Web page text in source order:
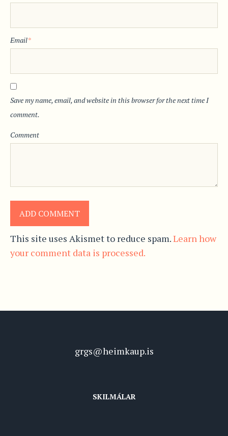
Email*
Save my name, email, and website in this browser for the next time I
comment.
Comment
This site uses Akismet to reduce spam.Learn how
your comment data is processed.
grgs@heimkaup.is
SKILMÁLAR